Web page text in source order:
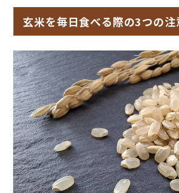
玄米を毎日食べる際の3つの注